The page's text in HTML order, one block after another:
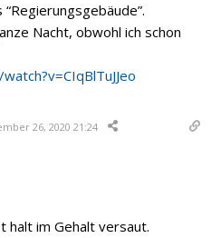
Nacht, obwohl ich schon
26, 2020 21:24
halt im Gehalt versaut.